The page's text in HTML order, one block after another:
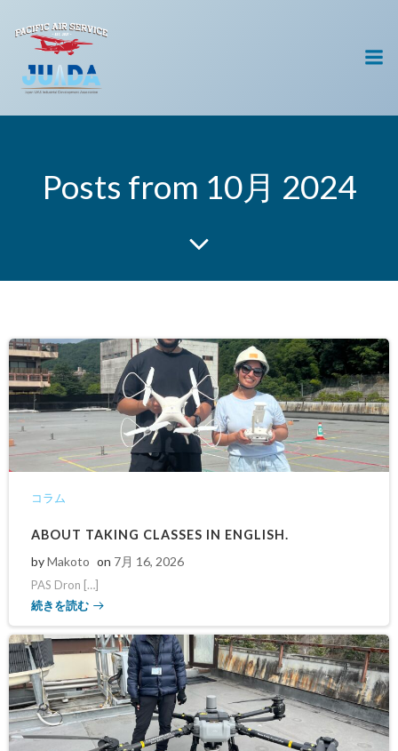
へ
ッ
プ
Posts from 10月 2024
コラム
ABOUT TAKING CLASSES IN ENGLISH.
byMakoto on 7月 16, 2026
PAS Dron […]
続きを読む